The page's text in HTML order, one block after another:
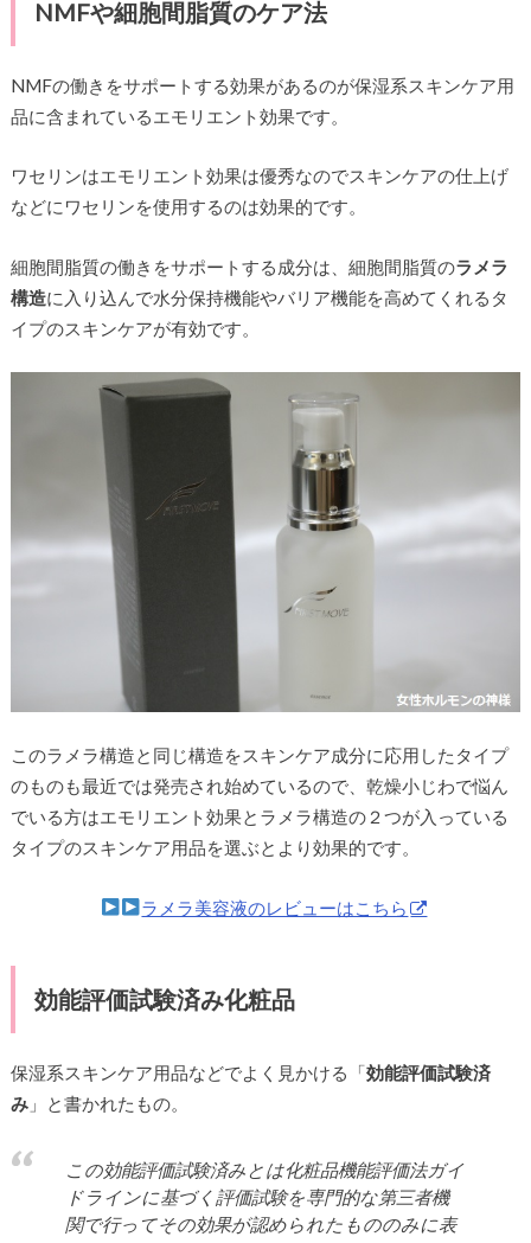
NMFや細胞間脂質のケア法
NMFの働きをサポートする効果があるのが保湿系スキンケア用
品に含まれているエモリエント効果です。
ワセリンはエモリエント効果は優秀なのでスキンケアの仕上げ
などにワセリンを使用するのは効果的です。
細胞間脂質の働きをサポートする成分は、細胞間脂質のラメラ
構造に入り込んで水分保持機能やバリア機能を高めてくれるタ
イプのスキンケアが有効です。
このラメラ構造と同じ構造をスキンケア成分に応用したタイプ
のものも最近では発売され始めているので、乾燥小じわで悩ん
でいる方はエモリエント効果とラメラ構造の２つが入っている
タイプのスキンケア用品を選ぶとより効果的です。
ラメラ美容液のレビューはこちら
効能評価試験済み化粧品
保湿系スキンケア用品などでよく見かける「効能評価試験済
み」と書かれたもの。
この効能評価試験済みとは化粧品機能評価法ガイ
ドラインに基づく評価試験を専門的な第三者機
関で行ってその効果が認められたもののみに表